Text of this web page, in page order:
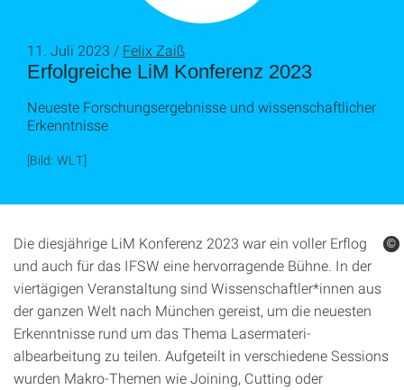
Erfolgreiche LiM Konferenz 2023
11. Juli 2023 / Felix Zaiß
Neueste Forschungsergebnisse und wissenschaftlicher
Erkenntnisse
[Bild: WLT]
Die diesjährige LiM Konferenz 2023 war ein voller Erflog
und auch für das IFSW eine hervor­ragende Bühne. In der
viertägigen Veranstaltung sind Wissenschaftler*innen aus
der ganzen Welt nach München gereist, um die neuesten
Erkenntnisse rund um das Thema Lasermateri­
albearbeitung zu teilen. Aufgeteilt in verschiedene Sessions
wurden Makro-Themen wie Joining, Cutting oder
©
©